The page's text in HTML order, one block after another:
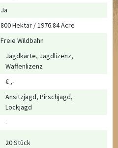
Ja
800 Hektar / 1976.84 Acre
Freie Wildbahn
Jagdkarte, Jagdlizenz,
Waffenlizenz
€ ,-
Ansitzjagd, Pirschjagd,
Lockjagd
-
20 Stück